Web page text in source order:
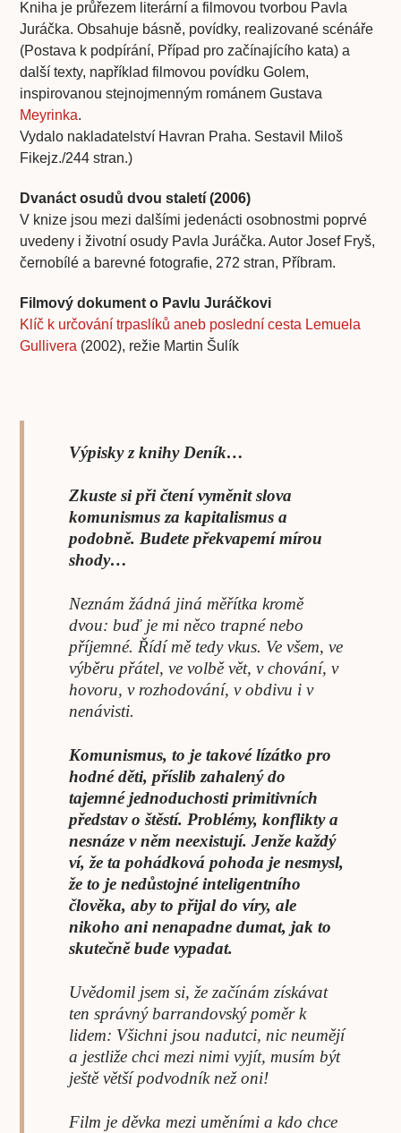
Kniha je průřezem literární a filmovou tvorbou Pavla
Juráčka. Obsahuje básně, povídky, realizované scénáře
(Postava k podpírání, Případ pro začínajícího kata) a
další texty, například filmovou povídku Golem,
inspirovanou stejnojmenným románem Gustava
Meyrinka.
Vydalo nakladatelství Havran Praha. Sestavil Miloš
Fikejz./244 stran.)
Dvanáct osudů dvou staletí (2006)
V knize jsou mezi dalšími jedenácti osobnostmi poprvé
uvedeny i životní osudy Pavla Juráčka. Autor Josef Fryš,
černobílé a barevné fotografie, 272 stran, Příbram.
Filmový dokument o Pavlu Juráčkovi
Klíč k určování trpaslíků aneb poslední cesta Lemuela
Gullivera (2002), režie Martin Šulík
Výpisky z knihy Deník…
Zkuste si při čtení vyměnit slova
komunismus za kapitalismus a
podobně. Budete překvapemí mírou
shody…
Neznám žádná jiná měřítka kromě
dvou: buď je mi něco trapné nebo
příjemné. Řídí mě tedy vkus. Ve všem, ve
výběru přátel, ve volbě vět, v chování, v
hovoru, v rozhodování, v obdivu i v
nenávisti.
Komunismus, to je takové lízátko pro
hodné děti, příslib zahalený do
tajemné jednoduchosti primitivních
představ o štěstí. Problémy, konflikty a
nesnáze v něm neexistují. Jenže každý
ví, že ta pohádková pohoda je nesmysl,
že to je nedůstojné inteligentního
člověka, aby to přijal do víry, ale
nikoho ani nenapadne dumat, jak to
skutečně bude vypadat.
Uvědomil jsem si, že začínám získávat
ten správný barrandovský poměr k
lidem: Všichni jsou nadutci, nic neumějí
a jestliže chci mezi nimi vyjít, musím být
ještě větší podvodník než oni!
Film je děvka mezi uměními a kdo chce